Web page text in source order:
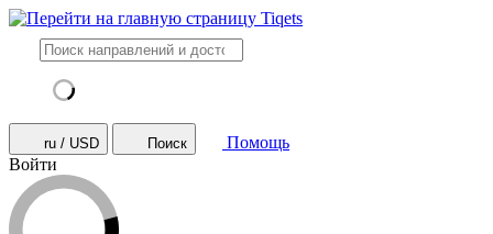
ru / USD Поиск
Помощь
Войти